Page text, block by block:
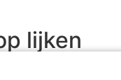
lijken